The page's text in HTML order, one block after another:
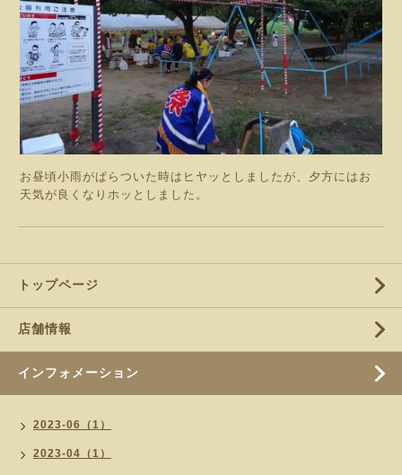
お昼頃小雨がぱらついた時はヒヤッとしましたが、夕方にはお
天気が良くなりホッとしました。
トップページ
店舗情報
インフォメーション
2023-06（1）
2023-04（1）